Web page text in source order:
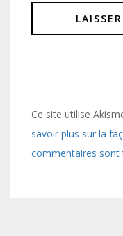
Ce site utilise
savoir plus sur la
commentaires sont